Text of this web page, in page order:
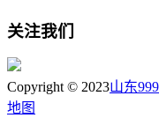
关注我们
Copyright © 2023山东
地图